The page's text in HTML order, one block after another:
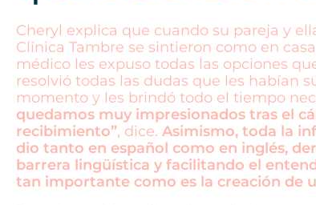
Cheryl explica que cuando su pareja y
Clínica Tambre se sintieron como en
médico les expuso todas las opciones
resolvió todas las dudas que les habían
momento y les brindó todo el tiempo
quedamos muy impresionados tras el
recibimiento”, dice. Asimismo, toda la
dio tanto en español como en inglés,
barrera lingüística y facilitando el
tan importante como es la creación de